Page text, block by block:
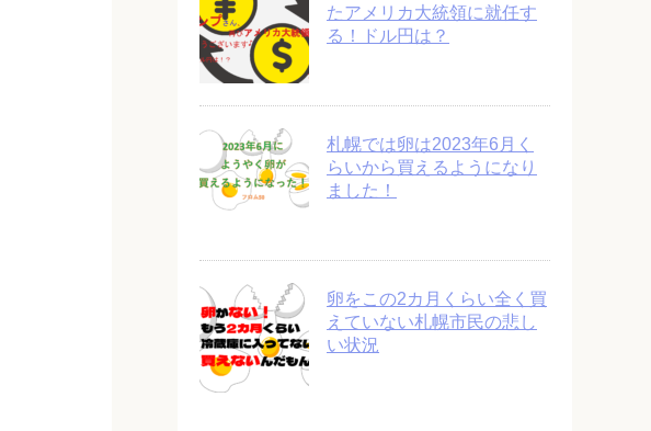
たアメリカ大統領に就任す
る！ドル円は？
札幌では卵は2023年6月く
らいから買えるようになり
ました！
卵をこの2カ月くらい全く買
えていない札幌市民の悲し
い状況